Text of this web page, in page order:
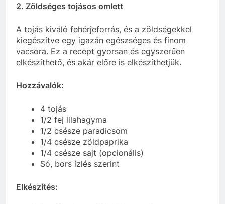
2. Zöldséges tojásos omlett
A tojás kiváló fehérjeforrás, és a zöldségekkel
kiegészítve egy igazán egészséges és finom
vacsora. Ez a recept gyorsan és egyszerűen
elkészíthető, és akár előre is elkészíthetjük.
Hozzávalók:
4 tojás
1/2 fej lilahagyma
1/2 csésze paradicsom
1/4 csésze zöldpaprika
1/4 csésze sajt (opcionális)
Só, bors ízlés szerint
Elkészítés: